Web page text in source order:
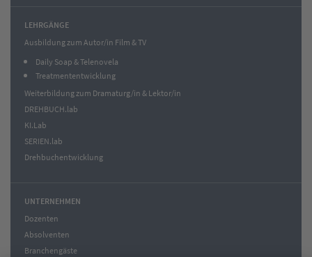
LEHRGÄNGE
Ausbildung zum Autor/in Film & TV
Daily Soap & Telenovela
Treatmententwicklung
Weiterbildung zum Dramaturg/in & Lektor/in
DREHBUCH.lab
KI.Lab
SERIEN.lab
Drehbuchentwicklung
UNTERNEHMEN
Dozenten
Absolventen
Branchengäste